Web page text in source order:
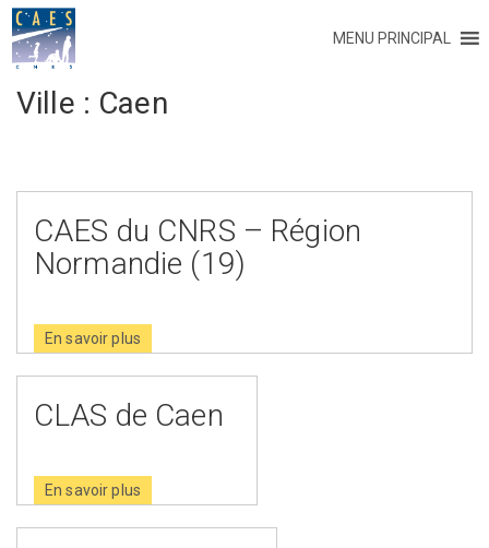
MENU PRINCIPAL
Ville : Caen
CAES du CNRS – Région
Normandie (19)
En savoir plus
CLAS de Caen
En savoir plus